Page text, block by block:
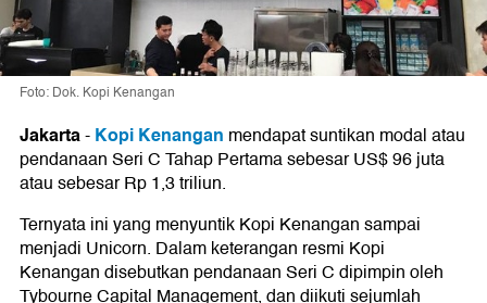
Foto: Dok. Kopi Kenangan
Jakarta-Kopi Kenangan mendapat suntikan modal atau
pendanaan Seri C Tahap Pertama sebesar US$ 96 juta
atau sebesar Rp 1,3 triliun.
Ternyata ini yang menyuntik Kopi Kenangan sampai
menjadi Unicorn. Dalam keterangan resmi Kopi
Kenangan disebutkan pendanaan Seri C dipimpin oleh
Tybourne Capital Management, dan diikuti sejumlah